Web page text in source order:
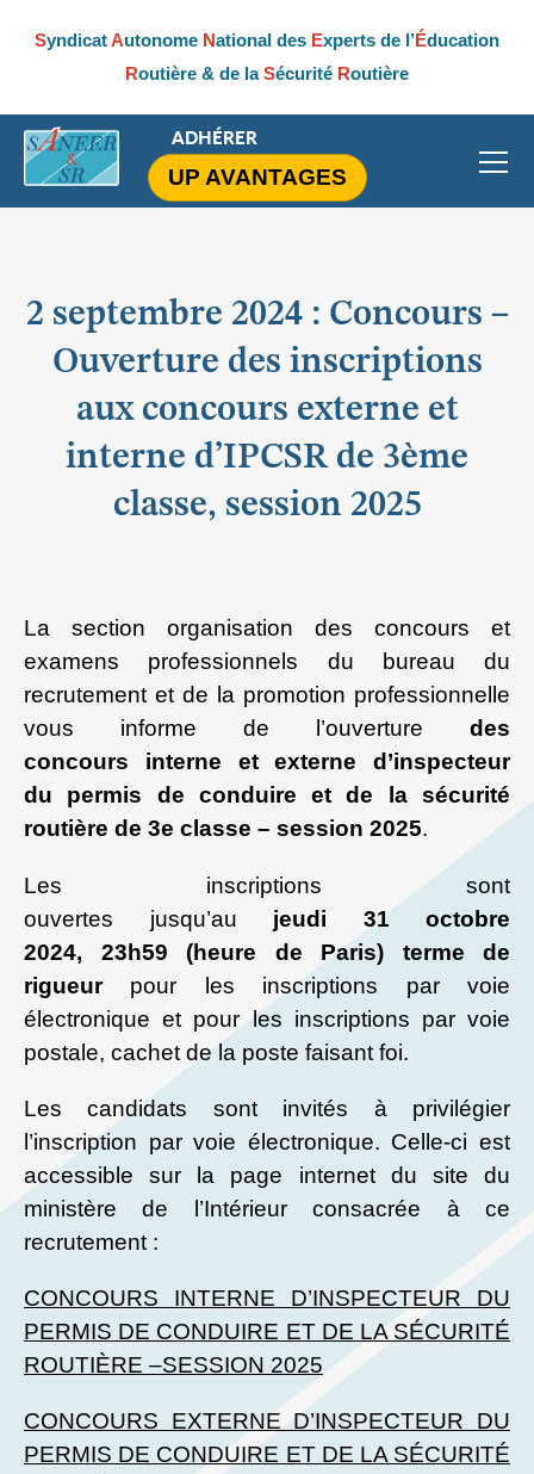
SyndicatAutonome National des Experts de l’Éducation
Routière & de laSécurité Routière
ADHÉRER
UP AVANTAGES
2 septembre 2024 : Concours –
Ouverture des inscriptions
aux concours externe et
interne d’IPCSR de 3ème
classe, session 2025
La section organisation des concours et
examens professionnels du bureau du
recrutement et de la promotion professionnelle
vous informe de l’ouverture des
concours interne et externe d’inspecteur
du permis de conduire et de la sécurité
routière de 3e classe – session 2025.
Les inscriptions sont
ouvertes jusqu’au jeudi 31 octobre
2024, 23h59 (heure de Paris) terme de
rigueurpour les inscriptions par voie
électronique et pour les inscriptions par voie
postale, cachet de la poste faisant foi.
Les candidats sont invités à privilégier
l’inscription par voie électronique. Celle-ci est
accessible sur la page internet du site du
ministère de l’Intérieur consacrée à ce
recrutement :
CONCOURS INTERNE D’INSPECTEUR DU
PERMIS DE CONDUIRE ET DE LA SÉCURITÉ
ROUTIÈRE –SESSION 2025
CONCOURS EXTERNE D’INSPECTEUR DU
PERMIS DE CONDUIRE ET DE LA SÉCURITÉ